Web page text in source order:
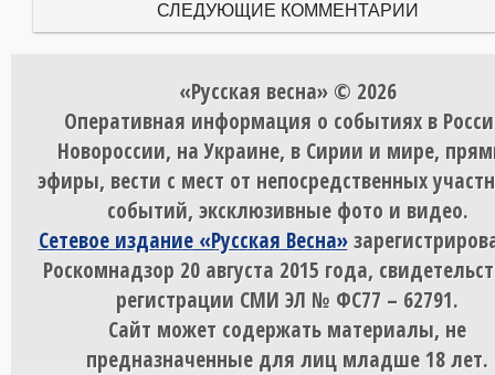
СЛЕДУЮЩИЕ КОММЕНТАРИИ
«Русская весна» © 2026
Оперативная информация о событиях в
Новороссии, на Украине, в Сирии и мире,
эфиры, вести с мест от непосредственных
событий, эксклюзивные фото и видео.
Сетевое издание «Русская Весна»
Роскомнадзор 20 августа 2015 года,
регистрации СМИ ЭЛ № ФС77 – 62791.
Сайт может содержать материалы, не
предназначенные для лиц младше 18 лет.